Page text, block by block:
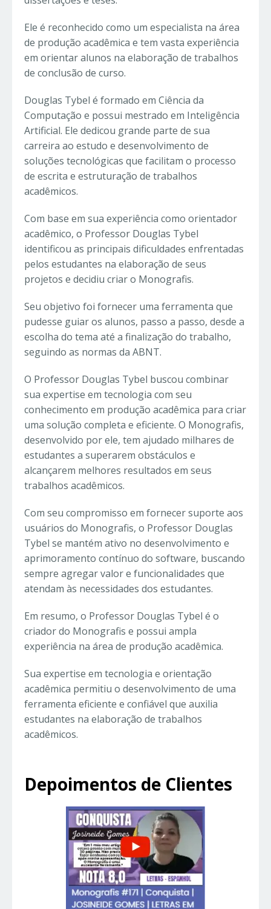
Ele é reconhecido como um especialista na área
de produção acadêmica e tem vasta experiência
em orientar alunos na elaboração de trabalhos
de conclusão de curso.
Douglas Tybel é formado em Ciência da
Computação e possui mestrado em Inteligência
Artificial. Ele dedicou grande parte de sua
carreira ao estudo e desenvolvimento de
soluções tecnológicas que facilitam o processo
de escrita e estruturação de trabalhos
acadêmicos.
Com base em sua experiência como orientador
acadêmico, o Professor Douglas Tybel
identificou as principais dificuldades enfrentadas
pelos estudantes na elaboração de seus
projetos e decidiu criar o Monografis.
Seu objetivo foi fornecer uma ferramenta que
pudesse guiar os alunos, passo a passo, desde a
escolha do tema até a finalização do trabalho,
seguindo as normas da ABNT.
O Professor Douglas Tybel buscou combinar
sua expertise em tecnologia com seu
conhecimento em produção acadêmica para criar
uma solução completa e eficiente. O Monografis,
desenvolvido por ele, tem ajudado milhares de
estudantes a superarem obstáculos e
alcançarem melhores resultados em seus
trabalhos acadêmicos.
Com seu compromisso em fornecer suporte aos
usuários do Monografis, o Professor Douglas
Tybel se mantém ativo no desenvolvimento e
aprimoramento contínuo do software, buscando
sempre agregar valor e funcionalidades que
atendam às necessidades dos estudantes.
Em resumo, o Professor Douglas Tybel é o
criador do Monografis e possui ampla
experiência na área de produção acadêmica.
Sua expertise em tecnologia e orientação
acadêmica permitiu o desenvolvimento de uma
ferramenta eficiente e confiável que auxilia
estudantes na elaboração de trabalhos
acadêmicos.
Depoimentos de Clientes